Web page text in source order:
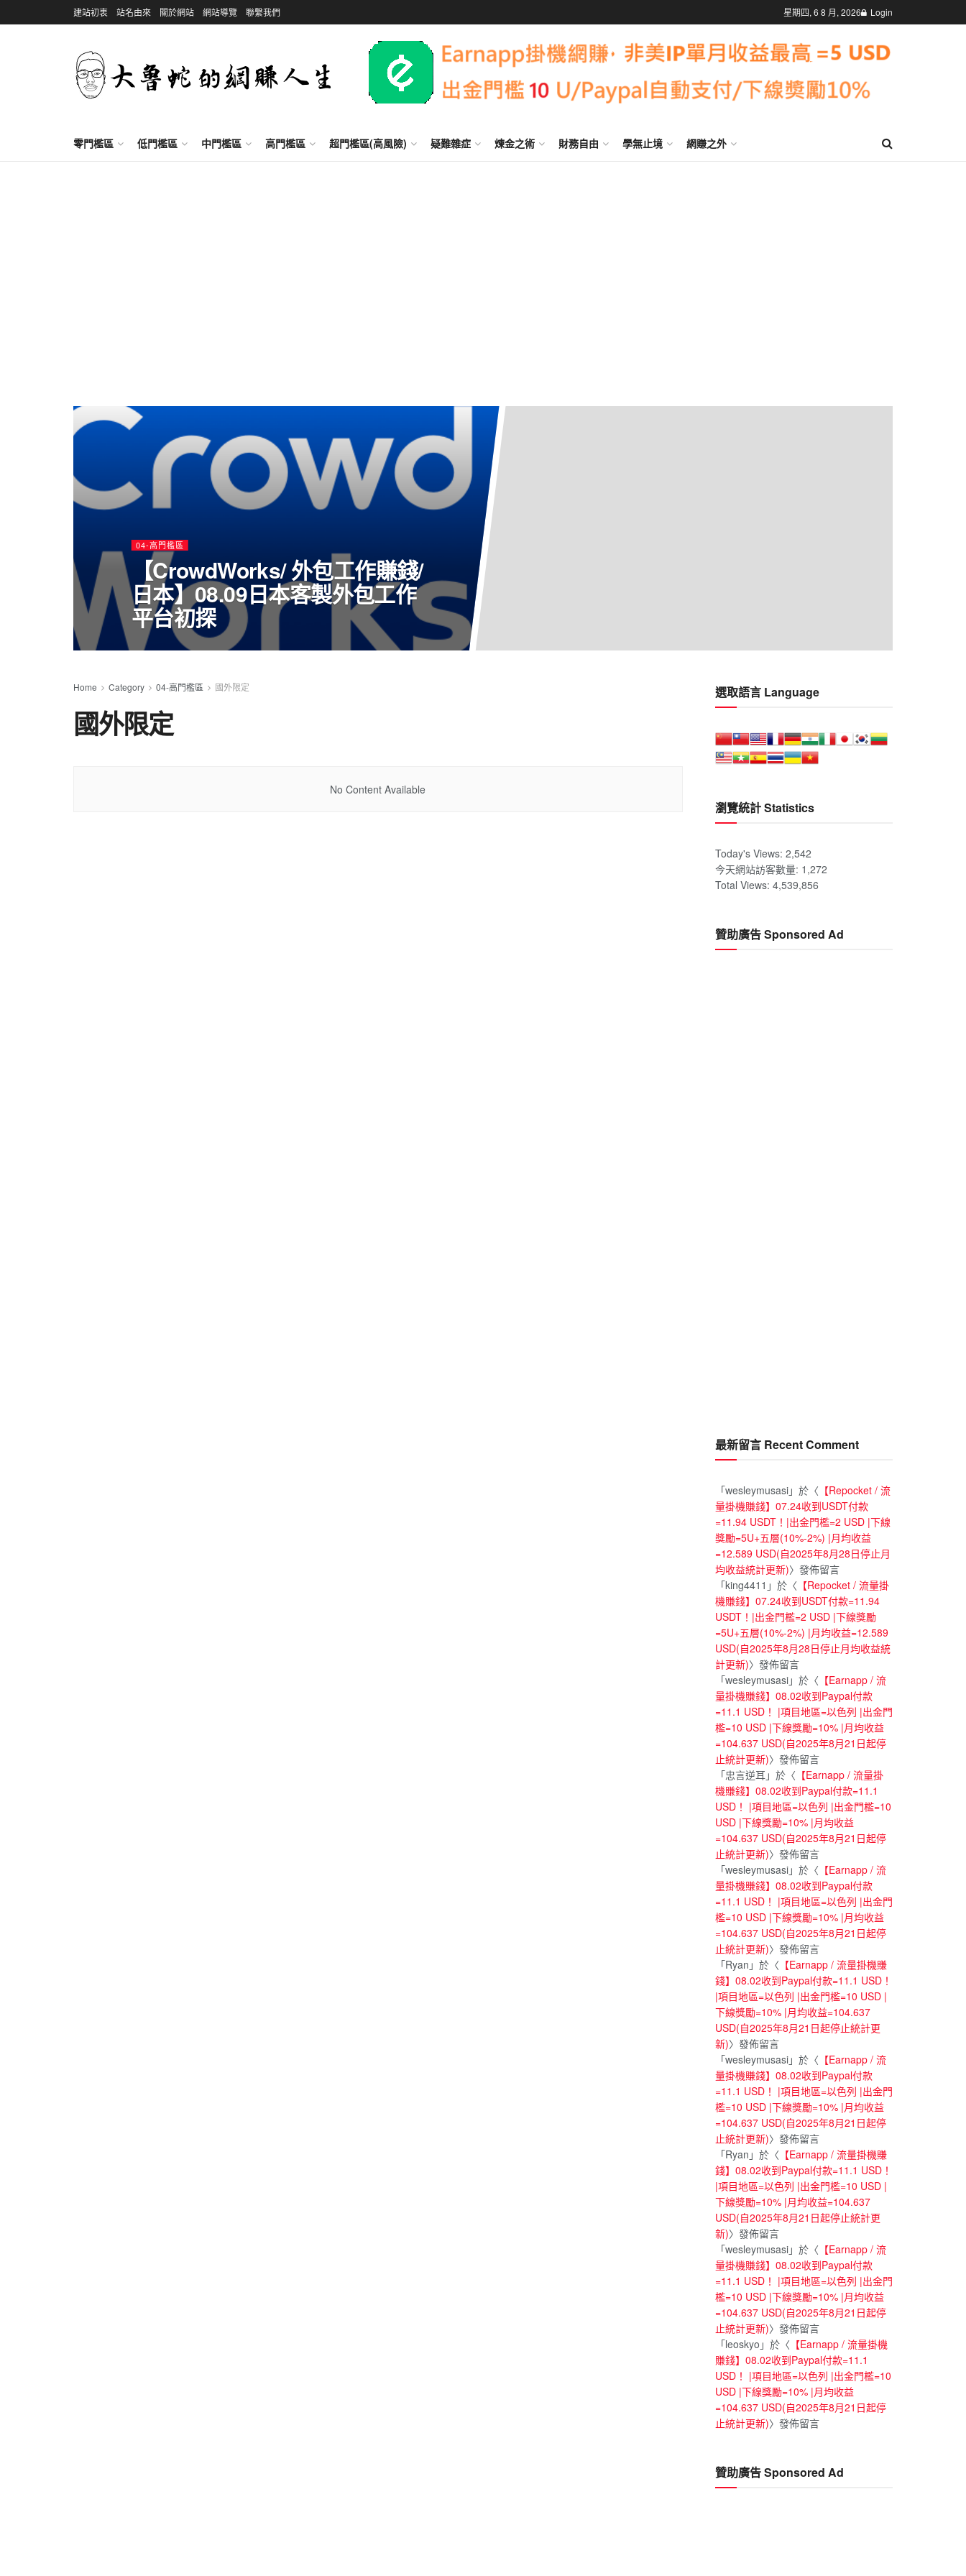
建站初衷 站名由來 關於網站 網站導覽 聯繫我們 星期四, 6 8 月, 2026 Login
零門檻區 低門檻區 中門檻區 高門檻區 超門檻區(高風險) 疑難雜症 煉金之術 財務自由 學無止境 網賺之外
04-高門檻區
【CrowdWorks/ 外包工作賺錢/
日本】08.09日本客製外包工作
平台初探
Home Category 04-高門檻區 國外限定
國外限定
No Content Available
選取語言 Language
瀏覽統計 Statistics
Today's Views: 2,542
今天網站訪客數量: 1,272
Total Views: 4,539,856
贊助廣告 Sponsored Ad
最新留言 Recent Comment
「wesleymusasi」於〈 【Repocket / 流
量掛機賺錢】07.24收到USDT付款
=11.94 USDT！|出金門檻=2 USD |下線
獎勵=5U+五層(10%-2%) |月均收益
=12.589 USD(自2025年8月28日停止月
均收益統計更新)〉發佈留言
「king4411 」於〈 【Repocket / 流量掛
機賺錢】07.24收到USDT付款=11.94
USDT！|出金門檻=2 USD |下線獎勵
=5U+五層(10%-2%) |月均收益=12.589
USD(自2025年8月28日停止月均收益統
計更新)〉發佈留言
「wesleymusasi」於〈 【Earnapp / 流
量掛機賺錢】08.02收到Paypal付款
=11.1 USD！ |項目地區=以色列 |出金門
檻=10 USD |下線獎勵=10% |月均收益
=104.637 USD(自2025年8月21日起停
止統計更新)〉發佈留言
「忠言逆耳 」於〈 【Earnapp / 流量掛
機賺錢】08.02收到Paypal付款=11.1
USD！ |項目地區=以色列 |出金門檻=10
USD |下線獎勵=10% |月均收益
=104.637 USD(自2025年8月21日起停
止統計更新)〉發佈留言
「wesleymusasi」於〈 【Earnapp / 流
量掛機賺錢】08.02收到Paypal付款
=11.1 USD！ |項目地區=以色列 |出金門
檻=10 USD |下線獎勵=10% |月均收益
=104.637 USD(自2025年8月21日起停
止統計更新)〉發佈留言
「Ryan 」於〈 【Earnapp / 流量掛機賺
錢】08.02收到Paypal付款=11.1 USD！
|項目地區=以色列 |出金門檻=10 USD |
下線獎勵=10% |月均收益=104.637
USD(自2025年8月21日起停止統計更
新)〉發佈留言
「wesleymusasi」於〈 【Earnapp / 流
量掛機賺錢】08.02收到Paypal付款
=11.1 USD！ |項目地區=以色列 |出金門
檻=10 USD |下線獎勵=10% |月均收益
=104.637 USD(自2025年8月21日起停
止統計更新)〉發佈留言
「Ryan 」於〈 【Earnapp / 流量掛機賺
錢】08.02收到Paypal付款=11.1 USD！
|項目地區=以色列 |出金門檻=10 USD |
下線獎勵=10% |月均收益=104.637
USD(自2025年8月21日起停止統計更
新)〉發佈留言
「wesleymusasi」於〈 【Earnapp / 流
量掛機賺錢】08.02收到Paypal付款
=11.1 USD！ |項目地區=以色列 |出金門
檻=10 USD |下線獎勵=10% |月均收益
=104.637 USD(自2025年8月21日起停
止統計更新)〉發佈留言
「leoskyo 」於〈 【Earnapp / 流量掛機
賺錢】08.02收到Paypal付款=11.1
USD！ |項目地區=以色列 |出金門檻=10
USD |下線獎勵=10% |月均收益
=104.637 USD(自2025年8月21日起停
止統計更新)〉發佈留言
贊助廣告 Sponsored Ad